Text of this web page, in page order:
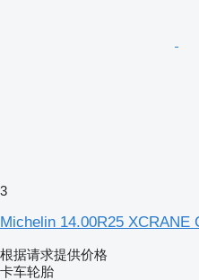
3
Michelin 14.00R25 XCRANE
根据请求提供价格
卡车轮胎